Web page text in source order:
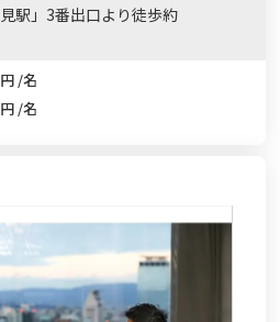
駅」3番出口より徒歩約
/名
/名